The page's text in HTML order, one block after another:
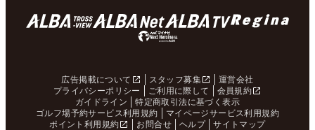
広告掲載について スタッフ募集
運営会社
プライバシーポリシー
ご利用に際して
会員規約
ガイドライン
特定商取引法に基づく表示
ゴルフ場予約サービス利用規約
マイページサービス利用規約
ポイント利用規約
お問合せ ヘルプ サイトマップ